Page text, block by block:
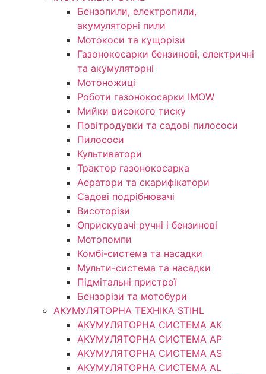
Бензопили, електропили,
акумуляторні пили
Мотокоси та кущорізи
Газонокосарки бензинові, електричні
та акумуляторні
Мотоножиці
Роботи газонокосарки IMOW
Мийки високого тиску
Повітродувки та садові пилососи
Пилососи
Культиватори
Трактор газонокосарка
Аератори та скарифікатори
Садові подрібнювачі
Висоторізи
Оприскувачі ручні і бензинові
Мотопомпи
Комбі-система та насадки
Мульти-система та насадки
Підмітальні пристрої
Бензорізи та мотобури
АКУМУЛЯТОРНА ТЕХНІКА STIHL
АКУМУЛЯТОРНА СИСТЕМА АК
АКУМУЛЯТОРНА СИСТЕМА АР
АКУМУЛЯТОРНА СИСТЕМА AS
АКУМУЛЯТОРНА СИСТЕМА AL